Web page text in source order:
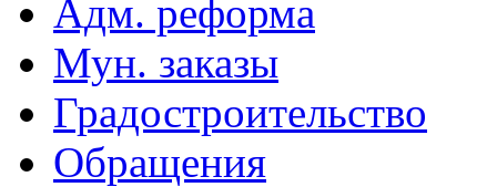
Адм. реформа
Мун. заказы
Градостроительство
Обращения